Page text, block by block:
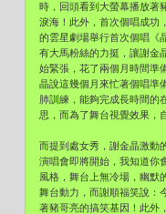
時，回頭看到大螢幕播放著
淚海！此外，首次個唱成功
的雲星劇場舉行首次個唱《
有大馬粉絲的力挺，讓謝金
始緊張，花了兩個月時間準
晶說這幾個月來忙著個唱準
肺訓練，能夠完成長時間的
思，而為了舞台視覺效果，
而提到處女秀，謝金晶激動
演唱會即將開始，我知道你
風格，舞台上無冷場，幽默
舞台動力，而謝順福笑說：
著豬哥亮的搞笑基因！此外